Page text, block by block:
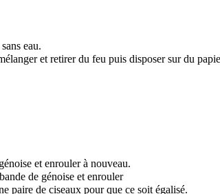
eau.
et retirer du feu puis disposer sur du
et enrouler à nouveau.
de génoise et enrouler
paire de ciseaux pour que ce soit égalisé.